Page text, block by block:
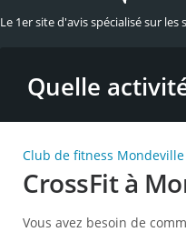
Le 1er site d'avis spécialisé sur les
Quelle
Club de fitness Mondeville
CrossFit à
Vous avez besoin de